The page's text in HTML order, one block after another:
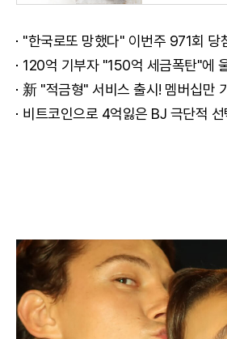
"한국로또 망했다" 이번주 971회 당첨번호 6자리 모두
120억 기부자 "150억 세금폭탄"에
新 "적금형" 서비스 출시! 멤버십만 가입해도 "최신가전
비트코인으로 4억잃은 BJ 극단적